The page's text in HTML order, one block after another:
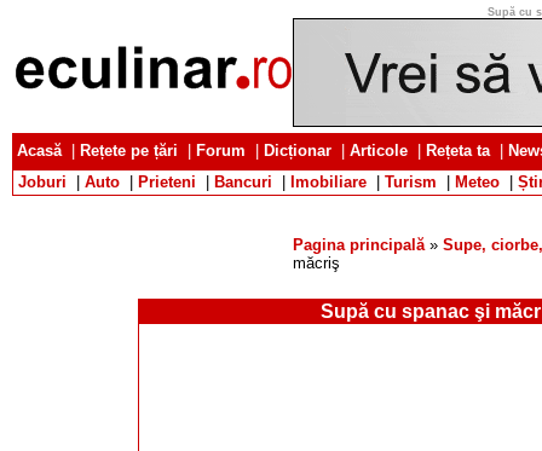
Supă cu
Acasă| Rețete pe țări Forum Dicționar Articole Rețeta ta|
Joburi
Auto Prieteni Bancuri Imobiliare Turism Meteo
Pagina principală» Supe,
măcriş
Supă cu spanac şi